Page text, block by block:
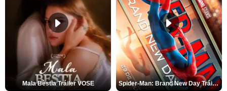
Mala Bèstia Tráiler VOSE Spider-Man: Brand New Day Tráiler (3)